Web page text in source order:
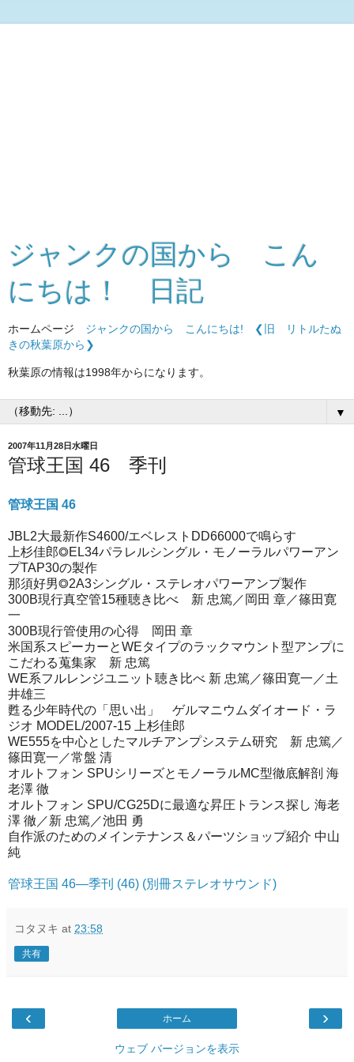
ジャンクの国から こん
にちは！ 日記
ホームページ ジャンクの国から こんにちは!
❮旧 リトルたぬ
きの秋葉原から❯
秋葉原の情報は1998年からになります。
▼
2007年11月28日水曜日
管球王国 46 季刊
管球王国 46
JBL2大最新作S4600/エベレストDD66000で鳴らす
上杉佳郎◎EL34パラレルシングル・モノーラルパワーアン
プTAP30の製作
那須好男◎2A3シングル・ステレオパワーアンプ製作
300B現行真空管15種聴き比べ 新 忠篤／岡田 章／篠田寛
一
300B現行管使用の心得 岡田 章
米国系スピーカーとWEタイプのラックマウント型アンプに
こだわる蒐集家 新 忠篤
WE系フルレンジユニット聴き比べ 新 忠篤／篠田寛一／土
井雄三
甦る少年時代の「思い出」 ゲルマニウムダイオード・ラ
ジオ MODEL/2007-15 上杉佳郎
WE555を中心としたマルチアンプシステム研究 新 忠篤／
篠田寛一／常盤 清
オルトフォン SPUシリーズとモノーラルMC型徹底解剖 海
老澤 徹
オルトフォン SPU/CG25Dに最適な昇圧トランス探し 海老
澤 徹／新 忠篤／池田 勇
自作派のためのメインテナンス＆パーツショップ紹介 中山
純
管球王国 46―季刊 (46) (別冊ステレオサウンド)
コタヌキ at 23:58
共有
‹ ›
ホーム
ウェブ バージョンを表示